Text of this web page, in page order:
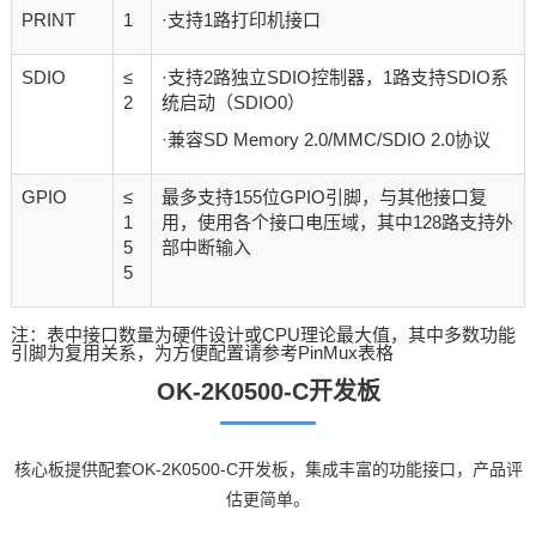
PRINT 1 ·支持1路打印机接口
SDIO
≤
2
·支持2路独立SDIO控制器，1路支持SDIO系
统启动（SDIO0）
·兼容SD Memory 2.0/MMC/SDIO 2.0协议
GPIO
≤
1
5
5
最多支持155位GPIO引脚，与其他接口复
用，使用各个接口电压域，其中128路支持外
部中断输入
注：表中接口数量为硬件设计或CPU理论最大值，其中多数功能
引脚为复用关系，为方便配置请参考PinMux表格
OK-2K0500-C开发板
核心板提供配套OK-2K0500-C开发板，集成丰富的功能接口，产品评
估更简单。